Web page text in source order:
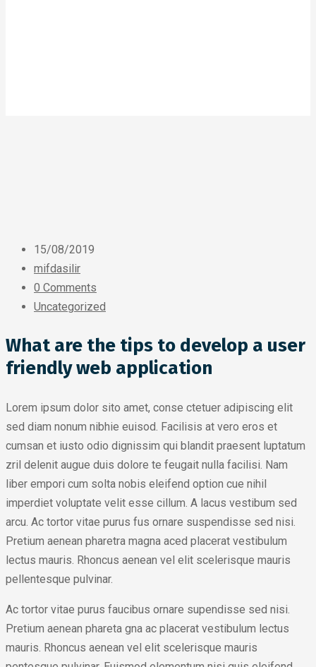
15/08/2019
mifdasilir
0 Comments
Uncategorized
What are the tips to develop a user
friendly web application
Lorem ipsum dolor sito amet, conse ctetuer adipiscing elit
sed diam nonum nibhie euisod. Facilisis at vero eros et
cumsan et iusto odio dignissim qui blandit praesent luptatum
zril delenit augue duis dolore te feugait nulla facilisi. Nam
liber empori cum solta nobis eleifend option cue nihil
imperdiet voluptate velit esse cillum. A lacus vestibum sed
arcu. Ac tortor vitae purus fus ornare suspendisse sed nisi.
Pretium aenean pharetra magna aced placerat vestibulum
lectus mauris. Rhoncus aenean vel elit scelerisque mauris
pellentesque pulvinar.
Ac tortor vitae purus faucibus ornare supendisse sed nisi.
Pretium aenean phareta gna ac placerat vestibulum lectus
mauris. Rhoncus aenean vel elit scelerisque mauris